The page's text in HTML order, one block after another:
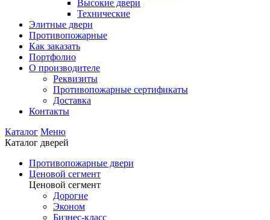
Высокие двери
Технические
Элитные двери
Противопожарные
Как заказать
Портфолио
О производителе
Реквизиты
Противопожарные сертификаты
Доставка
Контакты
Каталог Меню
Каталог дверей
Противопожарные двери
Ценовой сегмент
Ценовой сегмент
Дорогие
Эконом
Бизнес-класс